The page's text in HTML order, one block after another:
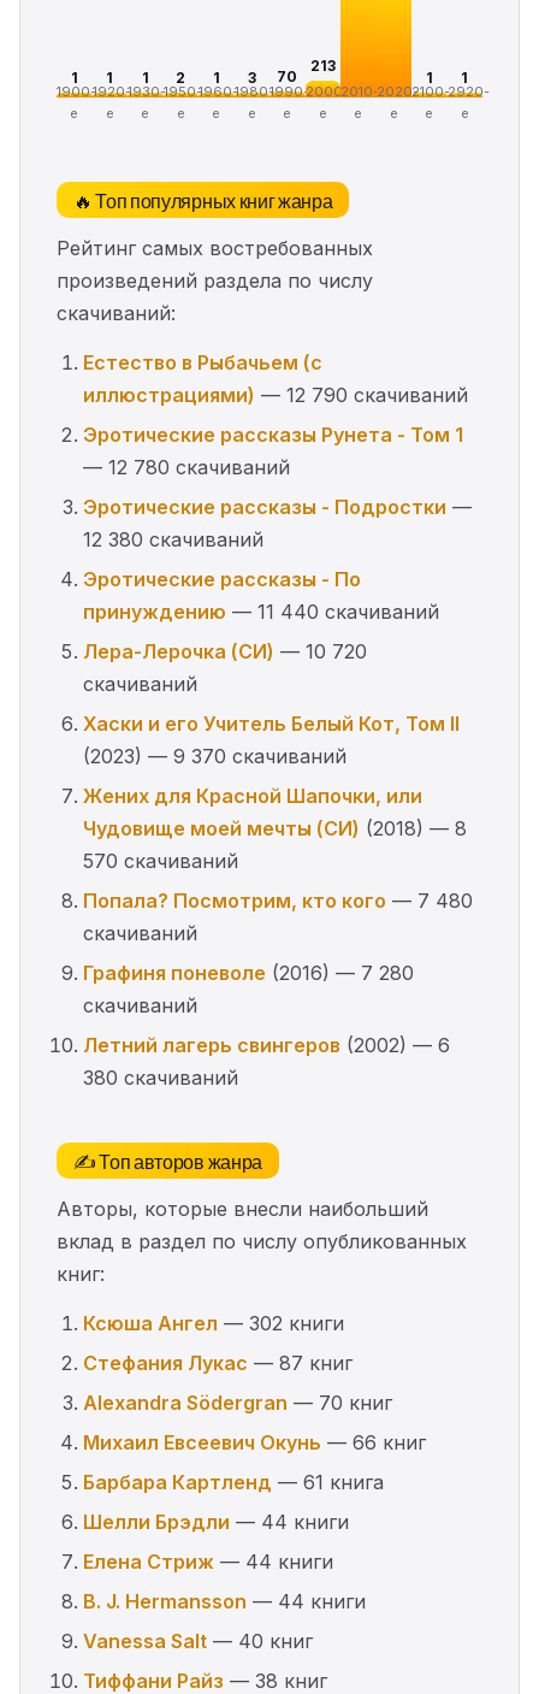
1
1900-
е
1
1920-
е
1
1930-
е
2
1950-
е
1
1960-
е
3
1980-
е
70
1990-
е
213
2000-
е
2010-
е
2020-
е
1
2100-
е
1
2920-
е
🔥 Топ популярных книг жанра
Рейтинг самых востребованных
произведений раздела по числу
скачиваний:
Естество в Рыбачьем (с
иллюстрациями) — 12 790 скачиваний
Эротические рассказы Рунета - Том 1
— 12 780 скачиваний
Эротические рассказы - Подростки —
12 380 скачиваний
Эротические рассказы - По
принуждению — 11 440 скачиваний
Лера-Лерочка (СИ) — 10 720
скачиваний
Хаски и его Учитель Белый Кот, Том II
(2023) — 9 370 скачиваний
Жених для Красной Шапочки, или
Чудовище моей мечты (СИ) (2018) — 8
570 скачиваний
Попала? Посмотрим, кто кого — 7 480
скачиваний
Графиня поневоле (2016) — 7 280
скачиваний
Летний лагерь свингеров (2002) — 6
380 скачиваний
✍️ Топ авторов жанра
Авторы, которые внесли наибольший
вклад в раздел по числу опубликованных
книг:
Ксюша Ангел — 302 книги
Стефания Лукас — 87 книг
Alexandra Södergran — 70 книг
Михаил Евсеевич Окунь — 66 книг
Барбара Картленд — 61 книга
Шелли Брэдли — 44 книги
Елена Стриж — 44 книги
B. J. Hermansson — 44 книги
Vanessa Salt — 40 книг
Тиффани Райз — 38 книг